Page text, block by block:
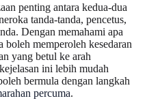
penting antara kedua-dua
tanda-tanda, pencetus,
Dengan memahami apa
boleh memperoleh kesedaran
yang betul ke arah
ini lebih mudah
bermula dengan langkah
percuma.